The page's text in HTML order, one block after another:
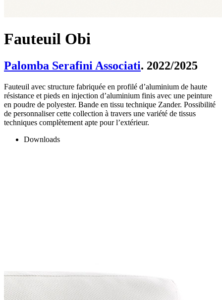
Fauteuil Obi
Palomba Serafini Associati. 2022/2025
Fauteuil avec structure fabriquée en profilé d’aluminium de haute
résistance et pieds en injection d’aluminium finis avec une peinture
en poudre de polyester. Bande en tissu technique Zander. Possibilité
de personnaliser cette collection à travers une variété de tissus
techniques complètement apte pour l’extérieur.
Downloads